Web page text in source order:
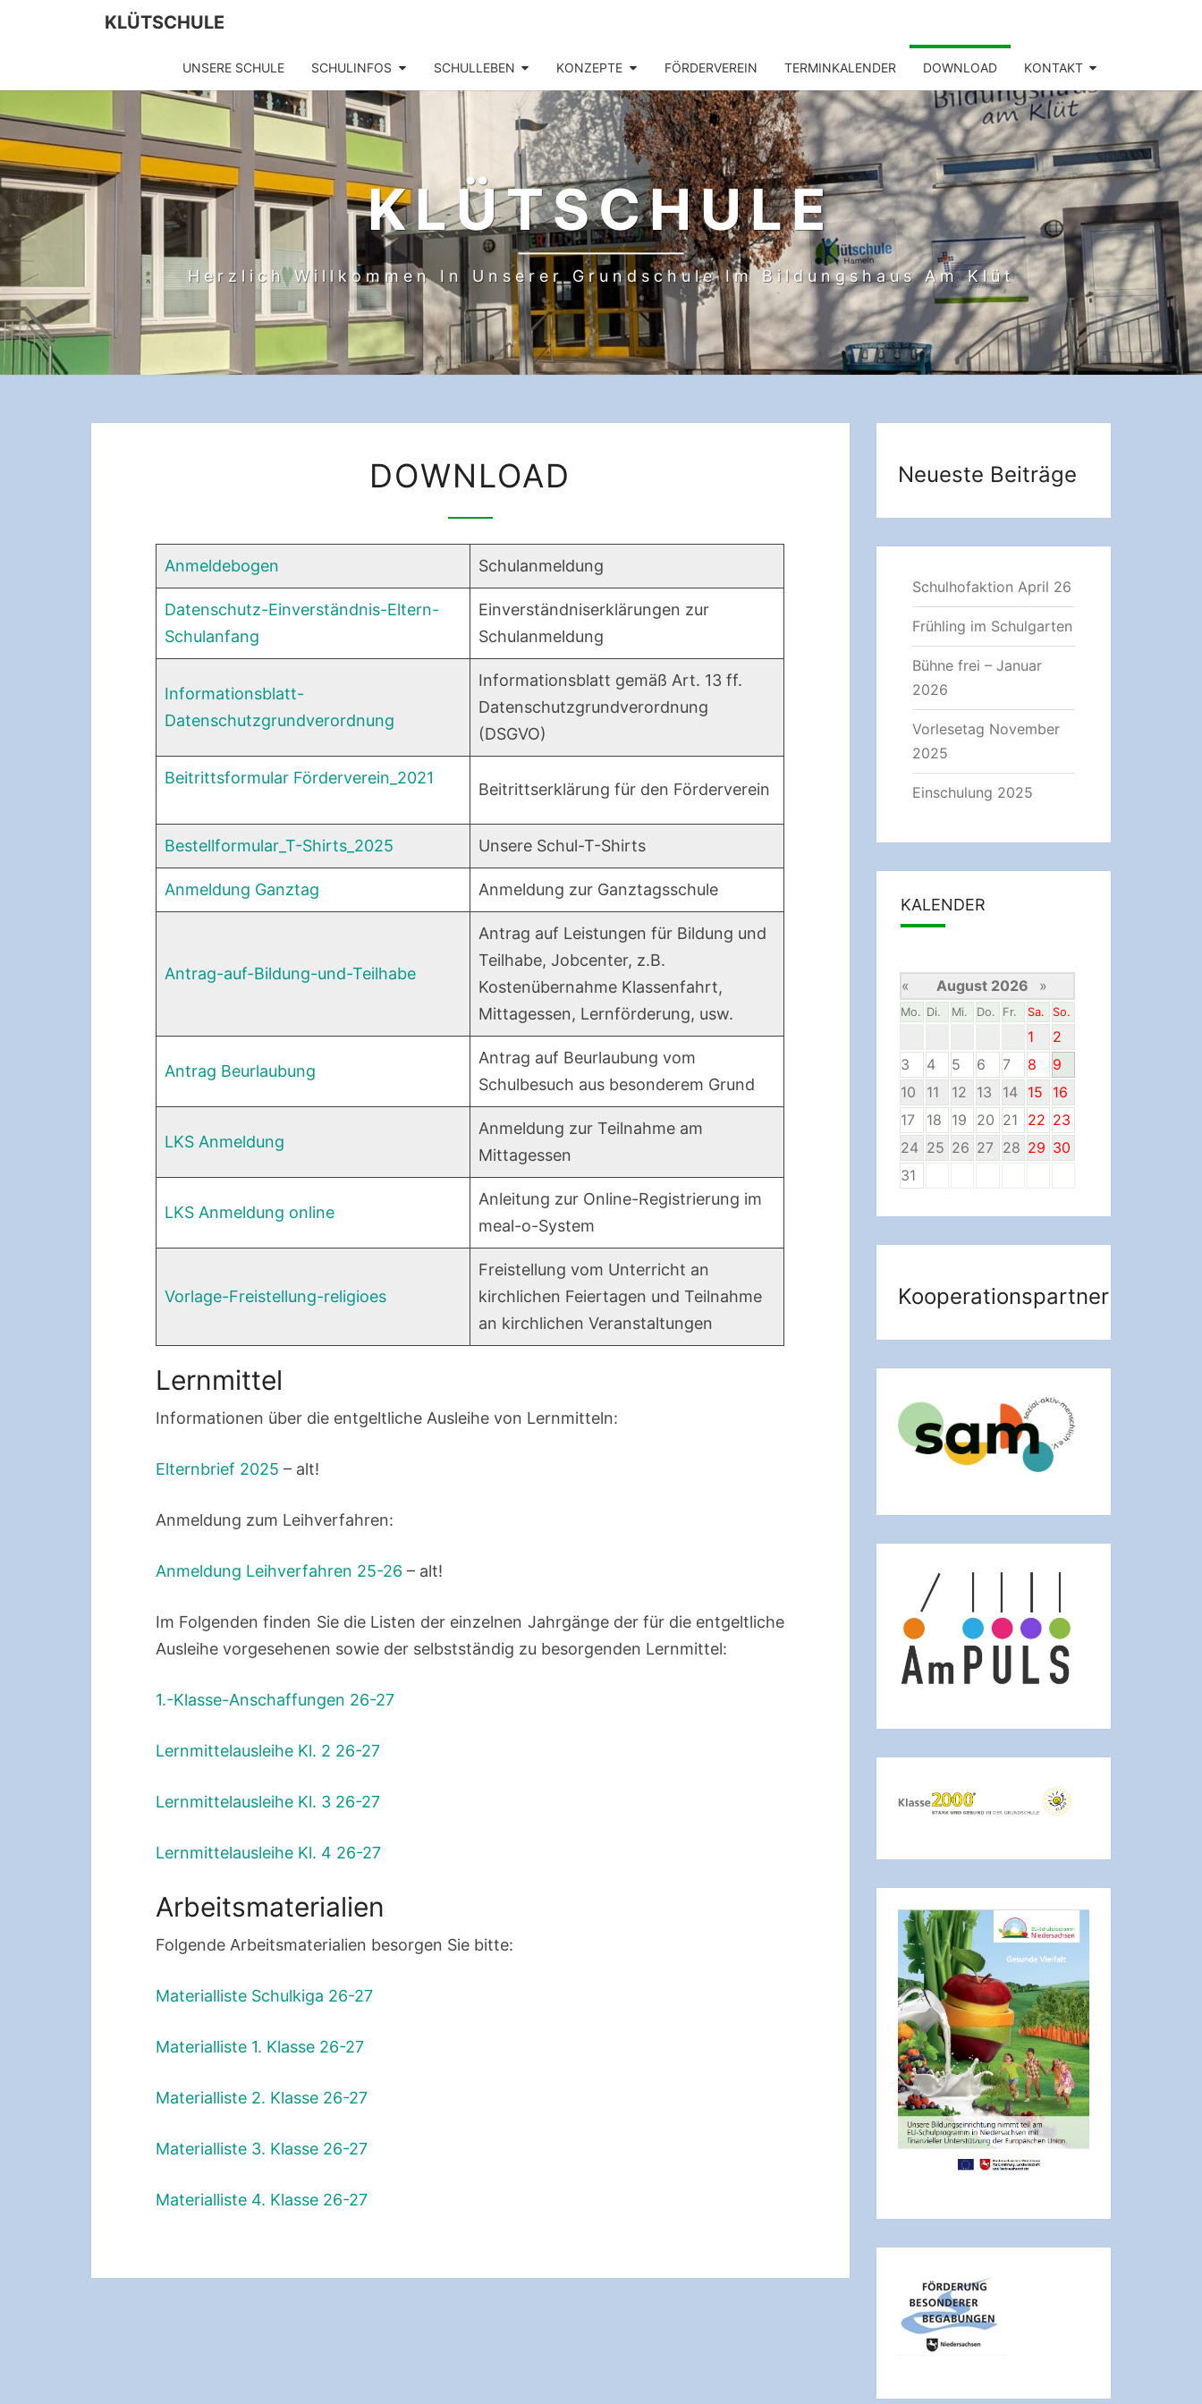
KLÜTSCHULE
UNSERE SCHULE SCHULINFOS SCHULLEBEN KONZEPTE FÖRDERVEREIN TERMINKALENDER DOWNLOAD KONTAKT
KLÜTSCHULE
Herzlich Willkommen In Unserer Grundschule Im Bildungshaus Am Klüt
DOWNLOAD
Anmeldebogen Schulanmeldung
Datenschutz-Einverständnis-Eltern-
Schulanfang
Einverständniserklärungen zur
Schulanmeldung
Informationsblatt-
Datenschutzgrundverordnung
Informationsblatt gemäß Art. 13 ff.
Datenschutzgrundverordnung
(DSGVO)
Beitrittsformular Förderverein_2021
Beitrittserklärung für den Förderverein
Bestellformular_T-Shirts_2025 Unsere Schul-T-Shirts
Anmeldung Ganztag Anmeldung zur Ganztagsschule
Antrag-auf-Bildung-und-Teilhabe
Antrag auf Leistungen für Bildung und
Teilhabe, Jobcenter, z.B.
Kostenübernahme Klassenfahrt,
Mittagessen, Lernförderung, usw.
Antrag Beurlaubung
Antrag auf Beurlaubung vom
Schulbesuch aus besonderem Grund
LKS Anmeldung
Anmeldung zur Teilnahme am
Mittagessen
LKS Anmeldung online
Anleitung zur Online-Registrierung im
meal-o-System
Vorlage-Freistellung-religioes
Freistellung vom Unterricht an
kirchlichen Feiertagen und Teilnahme
an kirchlichen Veranstaltungen
Lernmittel
Informationen über die entgeltliche Ausleihe von Lernmitteln:
Elternbrief 2025 – alt!
Anmeldung zum Leihverfahren:
Anmeldung Leihverfahren 25-26 – alt!
Im Folgenden finden Sie die Listen der einzelnen Jahrgänge der für die entgeltliche
Ausleihe vorgesehenen sowie der selbstständig zu besorgenden Lernmittel:
1.-Klasse-Anschaffungen 26-27
Lernmittelausleihe Kl. 2 26-27
Lernmittelausleihe Kl. 3 26-27
Lernmittelausleihe Kl. 4 26-27
Arbeitsmaterialien
Folgende Arbeitsmaterialien besorgen Sie bitte:
Materialliste Schulkiga 26-27
Materialliste 1. Klasse 26-27
Materialliste 2. Klasse 26-27
Materialliste 3. Klasse 26-27
Materialliste 4. Klasse 26-27
Neueste Beiträge
Schulhofaktion April 26
Frühling im Schulgarten
Bühne frei – Januar
2026
Vorlesetag November
2025
Einschulung 2025
KALENDER
« August 2026 »
Mo. Di. Mi. Do. Fr. Sa. So.
1
2
3
4 5 6 7 8
9
10
11 12 13 14 15
16
17
18 19 20 21 22 23
24 25 26 27 28 29 30
31
Kooperationspartner